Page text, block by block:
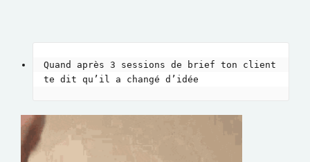
Quand après 3 sessions de brief ton client
te dit qu’il a changé d’idée